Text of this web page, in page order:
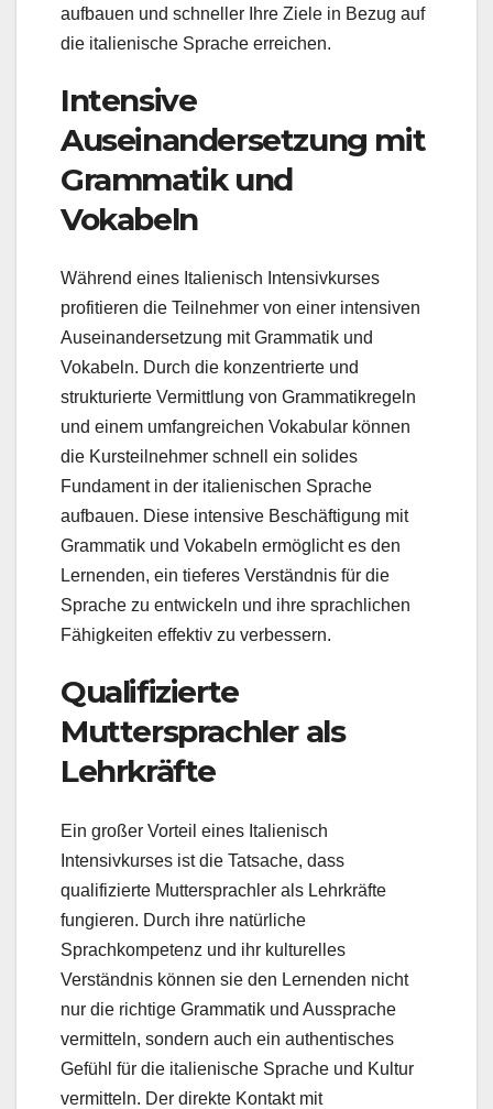
aufbauen und schneller Ihre Ziele in Bezug auf
die italienische Sprache erreichen.
Intensive
Auseinandersetzung mit
Grammatik und
Vokabeln
Während eines Italienisch Intensivkurses
profitieren die Teilnehmer von einer intensiven
Auseinandersetzung mit Grammatik und
Vokabeln. Durch die konzentrierte und
strukturierte Vermittlung von Grammatikregeln
und einem umfangreichen Vokabular können
die Kursteilnehmer schnell ein solides
Fundament in der italienischen Sprache
aufbauen. Diese intensive Beschäftigung mit
Grammatik und Vokabeln ermöglicht es den
Lernenden, ein tieferes Verständnis für die
Sprache zu entwickeln und ihre sprachlichen
Fähigkeiten effektiv zu verbessern.
Qualifizierte
Muttersprachler als
Lehrkräfte
Ein großer Vorteil eines Italienisch
Intensivkurses ist die Tatsache, dass
qualifizierte Muttersprachler als Lehrkräfte
fungieren. Durch ihre natürliche
Sprachkompetenz und ihr kulturelles
Verständnis können sie den Lernenden nicht
nur die richtige Grammatik und Aussprache
vermitteln, sondern auch ein authentisches
Gefühl für die italienische Sprache und Kultur
vermitteln. Der direkte Kontakt mit